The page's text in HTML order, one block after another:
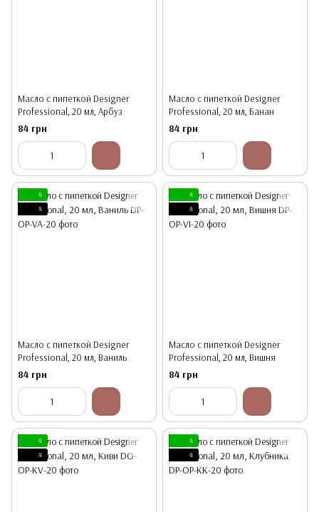
Масло с пипеткой Designer
Professional, 20 мл, Арбуз
84 грн
Масло с пипеткой Designer
Professional, 20 мл, Банан
84 грн
4
4
Масло с пипеткой Designer
Professional, 20 мл, Ваниль
84 грн
4
4
Масло с пипеткой Designer
Professional, 20 мл, Вишня
84 грн
4
4
4
4